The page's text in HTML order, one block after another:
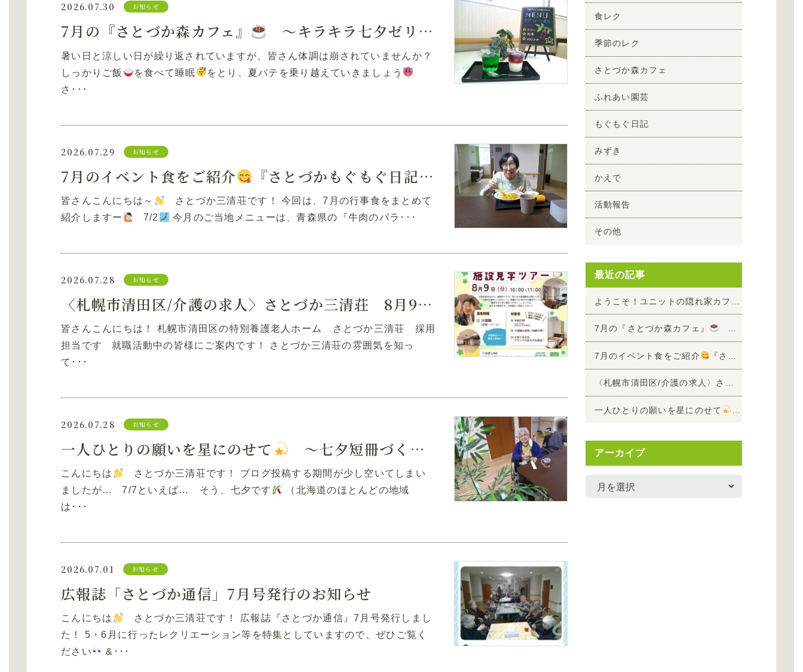
2026.07.30 お知らせ
7月の『さとづか森カフェ』 ～キラキラ七夕ゼリー
暑い日と涼しい日が繰り返されていますが、皆さん体調は崩されていませんか？
しっかりご飯
を食べて睡眠
をとり、夏バテを乗り越えていきましょう
さ･･･
2026.07.29 お知らせ
7月のイベント食をご紹介 『さとづかもぐもぐ日記』vol.4
皆さんこんにちは～
さとづか三清荘です！ 今回は、7月の行事食をまとめて
紹介しますー
7/2 今月のご当地メニューは、青森県の『牛肉のバラ･･･
2026.07.28 お知らせ
〈札幌市清田区/介護の求人〉さとづか三清荘 8月9日開催！施設見学ツアーのお知らせ
皆さんこんにちは！ 札幌市清田区の特別養護老人ホーム さとづか三清荘 採用
担当です 就職活動中の皆様にご案内です！ さとづか三清荘の雰囲気を知っ
て･･･
2026.07.28 お知らせ
一人ひとりの願いを星にのせて ～七夕短冊づくりのひととき～
こんにちは
さとづか三清荘です！ ブログ投稿する期間が少し空いてしまい
ましたが… 7/7といえば… そう、七夕です
（北海道のほとんどの地域
は･･･
2026.07.01 お知らせ
広報誌「さとづか通信」7月号発行のお知らせ
こんにちは
さとづか三清荘です！ 広報誌『さとづか通信』7月号発行しまし
た！ 5・6月に行ったレクリエーション等を特集としていますので、ぜひご覧く
ださい
&･･･
食レク
季節のレク
さとづか森カフェ
ふれあい園芸
もぐもぐ日記
みずき
かえで
活動報告
その他
最近の記事
7月の『さとづか森カフェ』
7月のイベント食をご紹介 『さとづかもぐもぐ日記』vol.4
一人ひとりの願いを星にのせて
アーカイブ